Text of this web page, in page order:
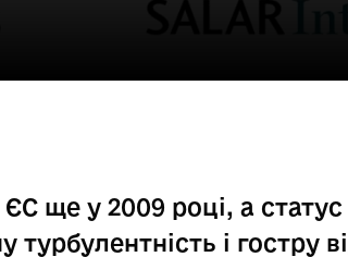
ще у 2009 році, а
і гостру